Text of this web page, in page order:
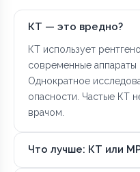
КТ — это вредно?
КТ использует
современные
Однократное
опасности. Частые КТ
врачом.
Что лучше: КТ или